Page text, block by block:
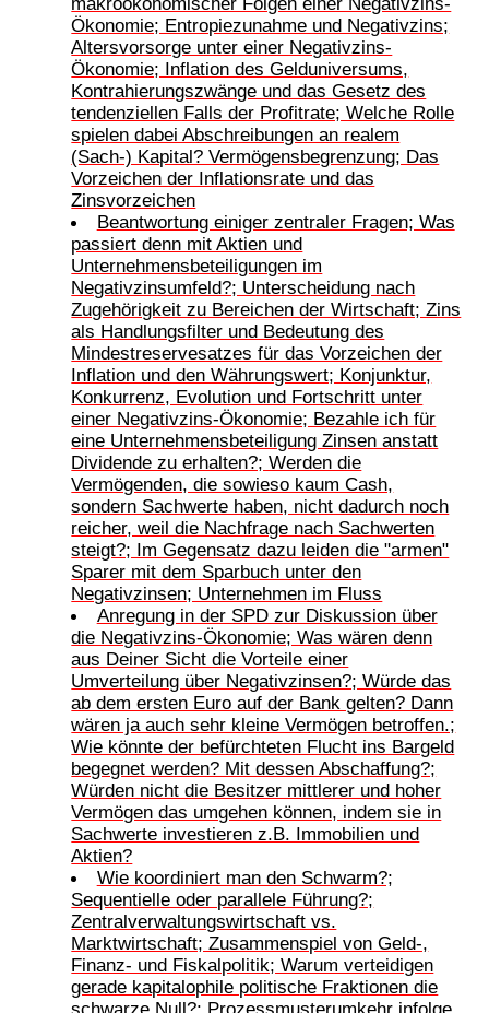
Ökonomie; Entropiezunahme und Negativzins;
Altersvorsorge unter einer Negativzins-
Ökonomie; Inflation des Gelduniversums,
Kontrahierungszwänge und das Gesetz des
tendenziellen Falls der Profitrate; Welche Rolle
spielen dabei Abschreibungen an realem
(Sach-) Kapital? Vermögensbegrenzung; Das
Vorzeichen der Inflationsrate und das
Zinsvorzeichen
Beantwortung einiger zentraler Fragen; Was
passiert denn mit Aktien und
Unternehmensbeteiligungen im
Negativzinsumfeld?; Unterscheidung nach
Zugehörigkeit zu Bereichen der Wirtschaft; Zins
als Handlungsfilter und Bedeutung des
Mindestreservesatzes für das Vorzeichen der
Inflation und den Währungswert; Konjunktur,
Konkurrenz, Evolution und Fortschritt unter
einer Negativzins-Ökonomie; Bezahle ich für
eine Unternehmensbeteiligung Zinsen anstatt
Dividende zu erhalten?; Werden die
Vermögenden, die sowieso kaum Cash,
sondern Sachwerte haben, nicht dadurch noch
reicher, weil die Nachfrage nach Sachwerten
steigt?; Im Gegensatz dazu leiden die "armen"
Sparer mit dem Sparbuch unter den
Negativzinsen; Unternehmen im Fluss
Anregung in der SPD zur Diskussion über
die Negativzins-Ökonomie; Was wären denn
aus Deiner Sicht die Vorteile einer
Umverteilung über Negativzinsen?; Würde das
ab dem ersten Euro auf der Bank gelten? Dann
wären ja auch sehr kleine Vermögen betroffen.;
Wie könnte der befürchteten Flucht ins Bargeld
begegnet werden? Mit dessen Abschaffung?;
Würden nicht die Besitzer mittlerer und hoher
Vermögen das umgehen können, indem sie in
Sachwerte investieren z.B. Immobilien und
Aktien?
Wie koordiniert man den Schwarm?;
Sequentielle oder parallele Führung?;
Zentralverwaltungswirtschaft vs.
Marktwirtschaft; Zusammenspiel von Geld-,
Finanz- und Fiskalpolitik; Warum verteidigen
gerade kapitalophile politische Fraktionen die
schwarze Null?; Prozessmusterumkehr infolge